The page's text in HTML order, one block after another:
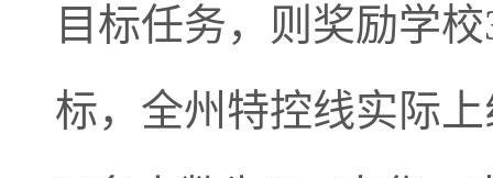
目标任务，则奖励学
标，全州特控线实际